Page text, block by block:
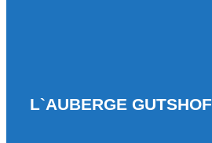
L`AUBERGE GUTSHOF